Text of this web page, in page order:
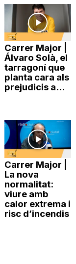
Carrer Major |
Álvaro Solà, el
tarragoní que
planta cara als
prejudicis a...
Carrer Major |
La nova
normalitat:
viure amb
calor extrema i
risc d’incendis